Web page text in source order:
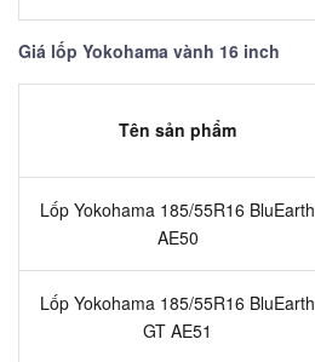
Giá lốp Yokohama vành 16 inch
Tên sản phẩm
Lốp Yokohama 185/55R16 BluEarth
AE50
Lốp Yokohama 185/55R16 BluEarth
GT AE51